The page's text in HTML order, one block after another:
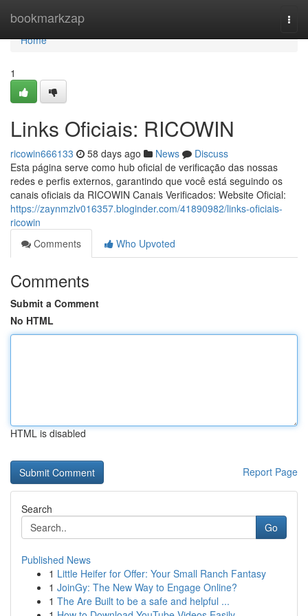
bookmarkzap
Home
Home
1
Links Oficiais: RICOWIN
ricowin666133 58 days ago News
Discuss
Esta página serve como hub oficial de verificação das nossas
redes e perfis externos, garantindo que você está seguindo os
canais oficiais da RICOWIN Canais Verificados: Website Oficial:
https://zaynmzlv016357.bloginder.com/41890982/links-oficiais-
ricowin
Comments
Who Upvoted
Comments
Submit a Comment
No HTML
HTML is disabled
Report Page
Search
Go
Published News
1 Little Heifer for Offer: Your Small Ranch Fantasy
1 JoinGy: The New Way to Engage Online?
1 The Are Built to be a safe and helpful ...